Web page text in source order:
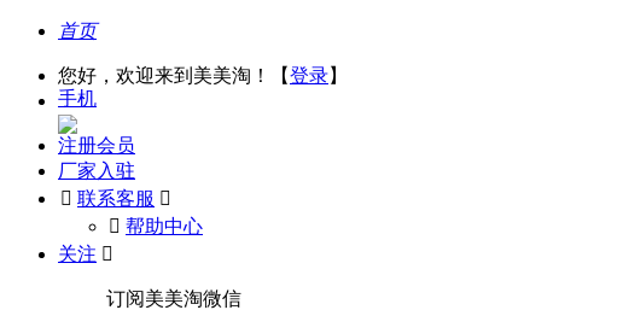
首页
您好，欢迎来到美美淘！【登录】
手机
注册会员
厂家入驻
 联系客服 
󰅃 帮助中心
关注 
订阅美美淘微信